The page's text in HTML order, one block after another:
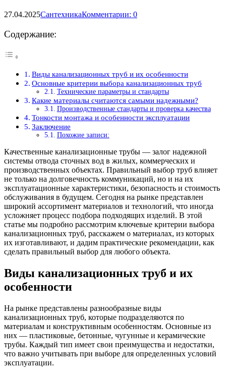
27.04.2025СантехникаКомментарии: 0
Содержание:
Виды канализационных труб и их особенности
Основные критерии выбора канализационных труб
Технические параметры и стандарты
Какие материалы считаются самыми надежными?
Производственные стандарты и проверка качества
Тонкости монтажа и особенности эксплуатации
Заключение
Похожие записи:
Качественные канализационные трубы — залог надежной
системы отвода сточных вод в жилых, коммерческих и
производственных объектах. Правильный выбор труб влияет
не только на долговечность коммуникаций, но и на их
эксплуатационные характеристики, безопасность и стоимость
обслуживания в будущем. Сегодня на рынке представлен
широкий ассортимент материалов и технологий, что иногда
усложняет процесс подбора подходящих изделий. В этой
статье мы подробно рассмотрим ключевые критерии выбора
канализационных труб, расскажем о материалах, из которых
их изготавливают, и дадим практические рекомендации, как
сделать правильный выбор для любого объекта.
Виды канализационных труб и их
особенности
На рынке представлены разнообразные виды
канализационных труб, которые подразделяются по
материалам и конструктивным особенностям. Основные из
них — пластиковые, бетонные, чугунные и керамические
трубы. Каждый тип имеет свои преимущества и недостатки,
что важно учитывать при выборе для определенных условий
эксплуатации.